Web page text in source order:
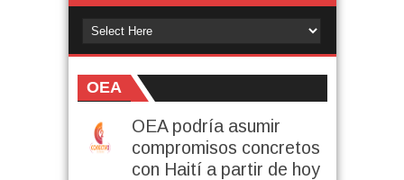
OEA
OEA podría asumir
compromisos concretos
con Haití a partir de hoy